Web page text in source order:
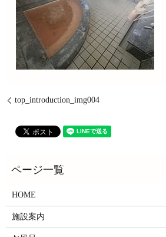
top_introduction_img004
HOME
施設案内